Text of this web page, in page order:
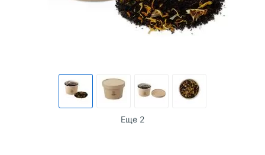
Еще 2